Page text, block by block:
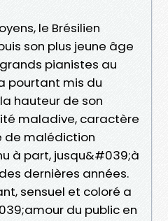
le Brésilien
son plus jeune âge
pianistes au
pourtant mis du
hauteur de son
maladive, caractère
de malédiction
à part, jusqu&#039;à
dernières années.
sensuel et coloré a
du public en